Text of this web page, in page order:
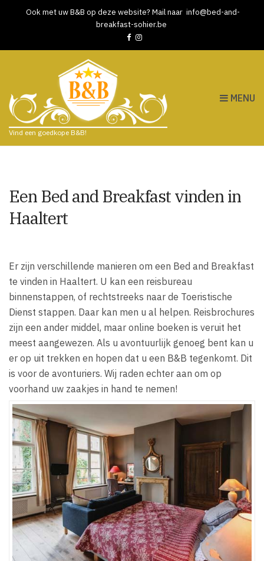
Ook met uw B&B op deze website? Mail naar info@bed-and-
breakfast-sohier.be
Vind een goedkope B&B!
MENU
Een Bed and Breakfast vinden in
Haaltert
Er zijn verschillende manieren om een Bed and Breakfast
te vinden in Haaltert. U kan een reisbureau
binnenstappen, of rechtstreeks naar de Toeristische
Dienst stappen. Daar kan men u al helpen. Reisbrochures
zijn een ander middel, maar online boeken is veruit het
meest aangewezen. Als u avontuurlijk genoeg bent kan u
er op uit trekken en hopen dat u een B&B tegenkomt. Dit
is voor de avonturiers. Wij raden echter aan om op
voorhand uw zaakjes in hand te nemen!